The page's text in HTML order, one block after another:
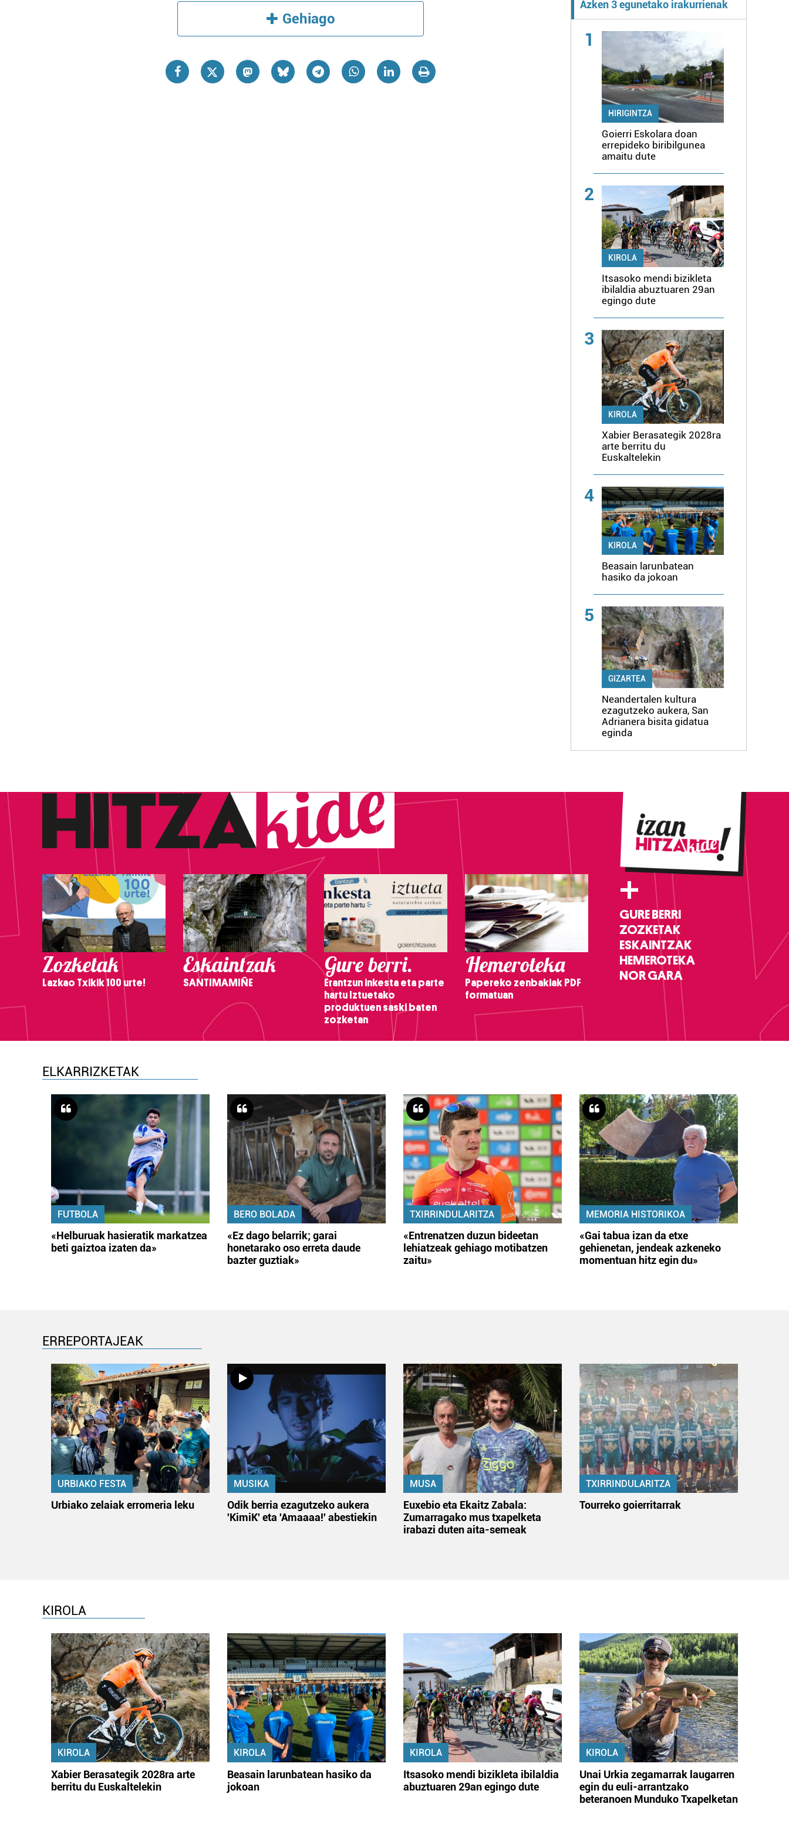
Gehiago
Azken 3 egunetako irakurrienak
1
HIRIGINTZA
Goierri Eskolara doan
errepideko biribilgunea
amaitu dute
2
KIROLA
Itsasoko mendi bizikleta
ibilaldia abuztuaren 29an
egingo dute
3
KIROLA
Xabier Berasategik 2028ra
arte berritu du
Euskaltelekin
4
KIROLA
Beasain larunbatean
hasiko da jokoan
5
GIZARTEA
Neandertalen kultura
ezagutzeko aukera, San
Adrianera bisita gidatua
eginda
Zozketak
Lazkao Txikik 100 urte!
Eskaintzak
SANTIMAMIÑE
Gure berri.
Erantzun inkesta eta parte
hartu Iztuetako
produktuen saski baten
zozketan
Hemeroteka
Papereko zenbakiak PDF
formatuan
+
GURE BERRI
ZOZKETAK
ESKAINTZAK
HEMEROTEKA
NOR GARA
ELKARRIZKETAK
FUTBOLA
«Helburuak hasieratik markatzea
beti gaiztoa izaten da»
BERO BOLADA
«Ez dago belarrik; garai
honetarako oso erreta daude
bazter guztiak»
TXIRRINDULARITZA
«Entrenatzen duzun bideetan
lehiatzeak gehiago motibatzen
zaitu»
MEMORIA HISTORIKOA
«Gai tabua izan da etxe
gehienetan, jendeak azkeneko
momentuan hitz egin du»
ERREPORTAJEAK
URBIAKO FESTA
Urbiako zelaiak erromeria leku
MUSIKA
Odik berria ezagutzeko aukera
'KimiK' eta 'Amaaaa!' abestiekin
MUSA
Euxebio eta Ekaitz Zabala:
Zumarragako mus txapelketa
irabazi duten aita-semeak
TXIRRINDULARITZA
Tourreko goierritarrak
KIROLA
KIROLA
Xabier Berasategik 2028ra arte
berritu du Euskaltelekin
KIROLA
Beasain larunbatean hasiko da
jokoan
KIROLA
Itsasoko mendi bizikleta ibilaldia
abuztuaren 29an egingo dute
KIROLA
Unai Urkia zegamarrak laugarren
egin du euli-arrantzako
beteranoen Munduko Txapelketan